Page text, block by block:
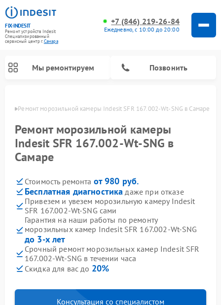
FIX-INDESIT
Ремонт устройств Indesit
Специализированный
cервисный центр г.Самара
+7 (846) 219-26-84
Ежедневно, с 10:00 до 20:00
Мы ремонтируем Позвонить
Ремонт морозильной камеры Indesit SFR 167.002-Wt-SNG в Самаре
Ремонт морозильной камеры
Indesit SFR 167.002-Wt-SNG в
Самаре
Стоимость ремонта от 980 руб.
Бесплатная диагностика даже при отказе
Привезем и увезем морозильную камеру Indesit
SFR 167.002-Wt-SNG сами
Гарантия на наши работы по ремонту
морозильных камер Indesit SFR 167.002-Wt-SNG
до 3-х лет
Срочный ремонт морозильных камер Indesit SFR
167.002-Wt-SNG в течении часа
Скидка для вас до 20%
Консультация со специалистом